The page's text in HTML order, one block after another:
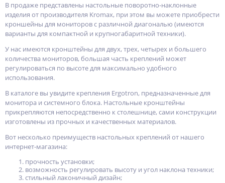
В продаже представлены настольные поворотно-наклонные
изделия от производителя Kromax, при этом вы можете приобрести
кроншейны для мониторов с различной диагональю (имеются
варианты для компактной и крупногабаритной техники).
У нас имеются кронштейны для двух, трех, четырех и большего
количества мониторов, большая часть креплений может
регулироваться по высоте для максимально удобного
использования.
В каталоге вы увидите крепления Ergotron, предназначенные для
монитора и системного блока. Настольные кронштейны
прикрепляются непосредственно к столешнице, сами конструкции
изготовлены из прочных и качественных материалов.
Вот несколько преимуществ настольных креплений от нашего
интернет-магазина:
прочность установки;
возможность регулировать высоту и угол наклона техники;
стильный лаконичный дизайн;